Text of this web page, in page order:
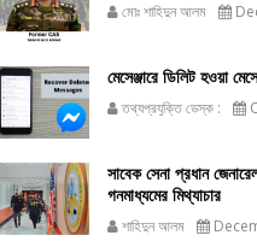
মোঃ শাহিদুন আলম
মেসেঞ্জারে ডিলিট হওয়া
তথ্যপ্রযুক্তি ডেস্ক :
সাবেক সেনা প্রধান
গনমাধ্যমের মিথ্যাচার
শাহিদুন আলম